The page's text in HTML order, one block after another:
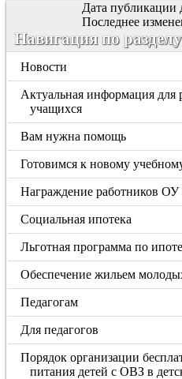
Дата публикации
Последнее
Навигация по разделу
Новости
Актуальная информация для
учащихся
Вам нужна помощь
Готовимся к новому
Награждение работников ОУ
Социальная ипотека
Льготная программа по
Обеспечение жильем
Педагогам
Для педагогов
Порядок организации
питания детей с ОВЗ в